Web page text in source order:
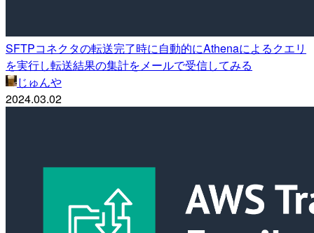
SFTPコネクタの転送完了時に自動的にAthenaによるクエリ
を実行し転送結果の集計をメールで受信してみる
じゅんや
2024.03.02